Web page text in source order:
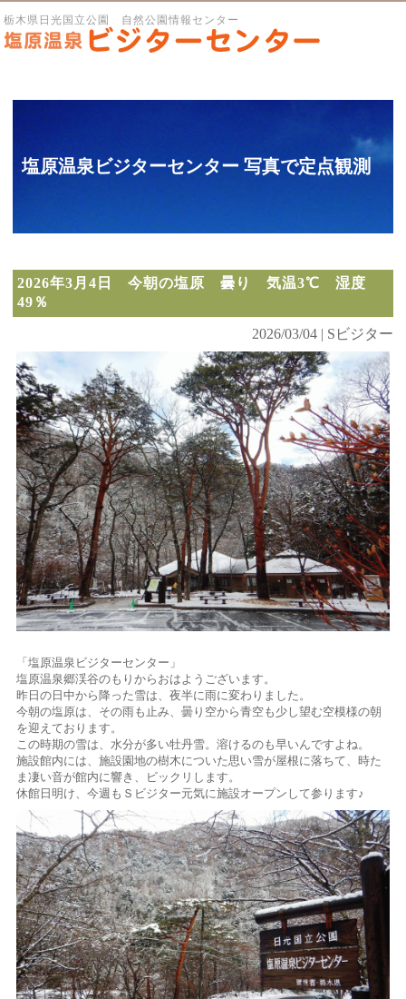
栃木県日光国立公園 自然公園情報センター
塩原温泉ビジターセンター 写真で定点観測
2026年3月4日 今朝の塩原 曇り 気温3℃ 湿度
49％
2026/03/04 | Sビジター
「塩原温泉ビジターセンター」
塩原温泉郷渓谷のもりからおはようございます。
昨日の日中から降った雪は、夜半に雨に変わりました。
今朝の塩原は、その雨も止み、曇り空から青空も少し望む空模様の朝
を迎えております。
この時期の雪は、水分が多い牡丹雪。溶けるのも早いんですよね。
施設館内には、施設園地の樹木についた思い雪が屋根に落ちて、時た
ま凄い音が館内に響き、ビックリします。
休館日明け、今週もＳビジター元気に施設オープンして参ります♪